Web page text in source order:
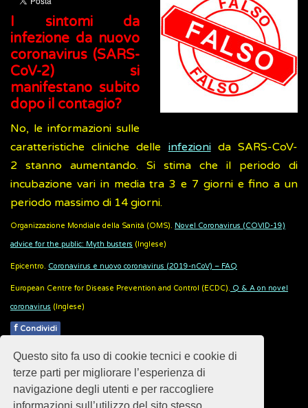
Questo sito fa uso di cookie tecnici e cookie di
terze parti per migliorare l’esperienza di
navigazione degli utenti e per raccogliere
informazioni sull’utilizzo del sito stesso.
I sintomi da
infezione da nuovo
coronavirus (SARS-
CoV-2) si
manifestano subito
dopo il contagio?
No, le informazioni sulle
caratteristiche cliniche delle infezionida SARS-CoV-
2 stanno aumentando. Si stima che il periodo di
incubazione vari in media tra 3 e 7 giorni e fino a un
periodo massimo di 14 giorni.
Organizzazione Mondiale della Sanità (OMS). Novel Coronavirus (COVID-19)
advice for the public: Myth busters (Inglese)
Epicentro. Coronavirus e nuovo coronavirus (2019-nCoV) – FAQ
European Centre for Disease Prevention and Control (ECDC). Q & A on novel
coronavirus (Inglese)
f Condividi
Pubblicato: 07 Febbraio 2020